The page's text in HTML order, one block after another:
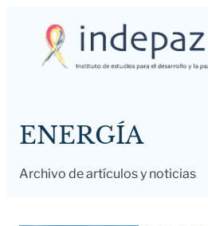
ENERGÍA
Archivo de artículos y noticias